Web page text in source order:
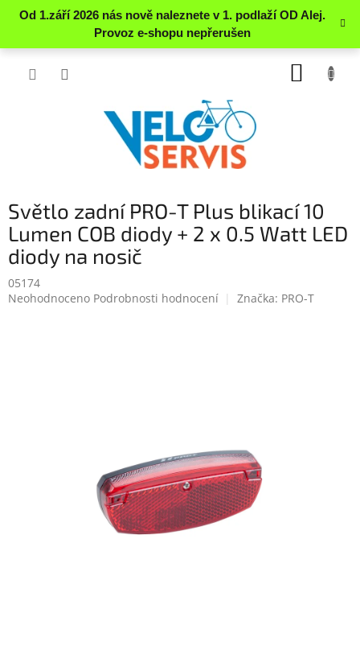
Přejít
Světlo zadní PRO-T Plus blikací 10
Lumen COB diody + 2 x 0.5 Watt LED
diody na nosič
05174
Průměrné
Neohodnoceno Podrobnosti hodnocení Značka: PRO-T